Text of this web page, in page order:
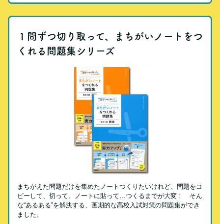
１問ずつ切り取って、まちがいノートをつ
くれる問題集シリーズ
まちがえた問題だけを集めたノートつくりたいけれど、問題をコ
ピーして、切って、ノートに貼って…つくるまでが大変！ そん
な“あるある”を解決する、画期的な高校入試対策の問題集ができ
ました。